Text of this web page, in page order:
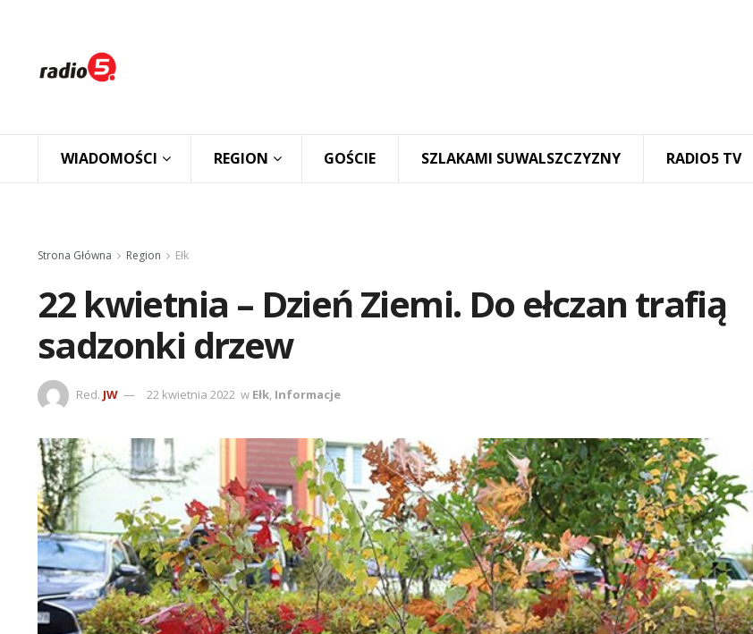
WIADOMOŚCI REGION GOŚCIE SZLAKAMI SUWALSZCZYZNY RADIO5 TV
Strona Główna Region Ełk
22 kwietnia – Dzień Ziemi. Do ełczan trafią
sadzonki drzew
Red. JW 22 kwietnia 2022 w Ełk, Informacje